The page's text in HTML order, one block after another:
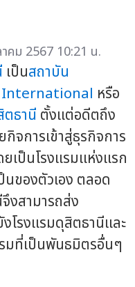
คม 2567 10:21 น.
เป็นสถาบัน
หรือ
ตธานี ตั้งแต่อดีตถึง
จการเข้าสู่ธุรกิจการ
เป็นโรงแรมแห่งแรก
ของตัวเอง ตลอด
งสามารถส่ง
โรงแรมดุสิตธานีและ
มที่เป็นพันธมิตรอื่นๆ